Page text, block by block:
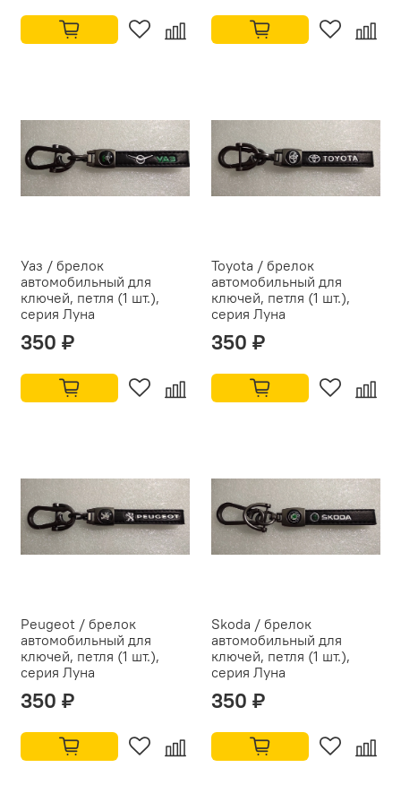
Уаз / брелок
автомобильный для
ключей, петля (1 шт.),
серия Луна
350 ₽
Toyota / брелок
автомобильный для
ключей, петля (1 шт.),
серия Луна
350 ₽
Peugeot / брелок
автомобильный для
ключей, петля (1 шт.),
серия Луна
350 ₽
Skoda / брелок
автомобильный для
ключей, петля (1 шт.),
серия Луна
350 ₽